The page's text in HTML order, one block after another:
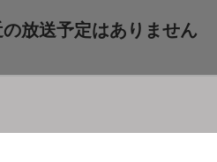
の放送予定はありません